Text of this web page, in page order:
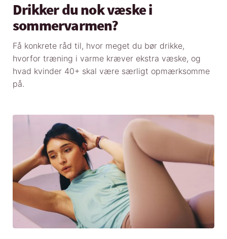
Drikker du nok væske i
sommervarmen?
Få konkrete råd til, hvor meget du bør drikke,
hvorfor træning i varme kræver ekstra væske, og
hvad kvinder 40+ skal være særligt opmærksomme
på.